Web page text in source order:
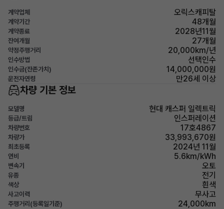
계약업체 오릭스캐피탈
계약기간 48개월
계약종료 2028년11월
잔여개월 27개월
약정주행거리 20,000km/년
인수방법 선택인수
인수금(잔존가치) 14,000,000원
운전자연령 만26세 이상
차량 기본 정보
모델명 현대 캐스퍼 일렉트릭
등급/트림 인스퍼레이션
차량번호 17호4867
차량가 33,993,670원
최초등록 2024년 11월
연비 5.6km/kWh
변속기 오토
유종 전기
색상 흰색
사고이력 무사고
주행거리(등록일기준) 24,000km